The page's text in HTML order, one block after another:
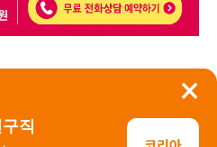
×
직